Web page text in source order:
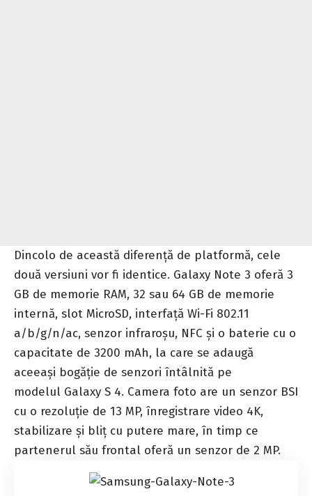
Dincolo de această diferenţă de platformă, cele
două versiuni vor fi identice. Galaxy Note 3 oferă 3
GB de memorie RAM, 32 sau 64 GB de memorie
internă, slot MicroSD, interfaţă Wi-Fi 802.11
a/b/g/n/ac, senzor infraroşu, NFC şi o baterie cu o
capacitate de 3200 mAh, la care se adaugă
aceeaşi bogăţie de senzori întâlnită pe
modelul Galaxy S 4. Camera foto are un senzor BSI
cu o rezoluţie de 13 MP, înregistrare video 4K,
stabilizare şi bliţ cu putere mare, în timp ce
partenerul său frontal oferă un senzor de 2 MP.